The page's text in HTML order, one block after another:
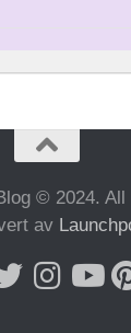
© 2024.
av